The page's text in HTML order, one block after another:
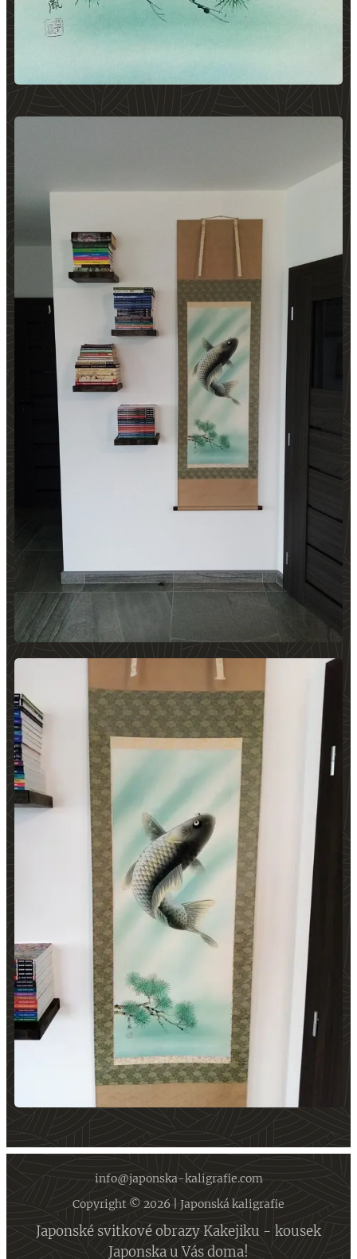
info@japonska-kaligrafie.com
Copyright © 2026 | Japonská kaligrafie
Japonské svitkové obrazy Kakejiku - kousek
Japonska u Vás doma!